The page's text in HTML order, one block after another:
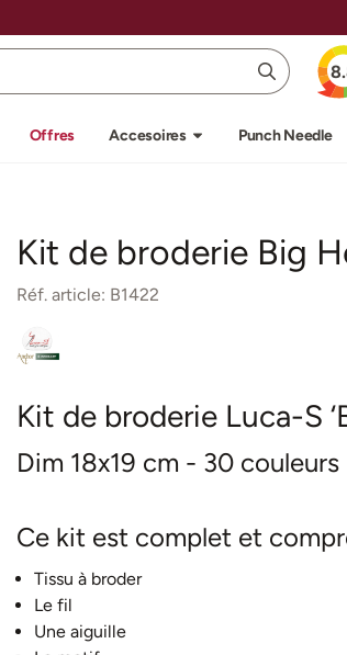
Offres Accesoires Punch Needle
Kit de broderie Big
Réf. article: B1422
Kit de broderie Luca-S
Dim 18x19 cm - 30 couleurs
Ce kit est complet et
Tissu à broder
Le fil
Une aiguille